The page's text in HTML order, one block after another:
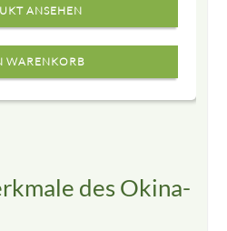
ANSEHEN
des Okina-